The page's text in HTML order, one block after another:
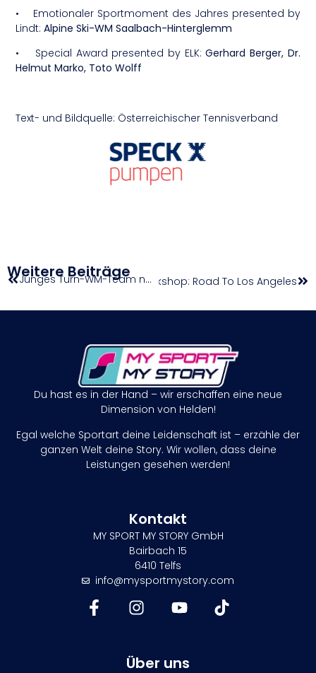
• Emotionaler Sportmoment des Jahres presented by
Lindt:Alpine Ski-WM Saalbach-Hinterglemm
• Special Award presented by ELK:Gerhard Berger, Dr.
Helmut Marko, Toto Wolff
Text- und Bildquelle: Österreichischer Tennisverband
Weitere Beiträge Junges Turn-WM-Team nominiert: Sextett für Jakarta
Olympic Workshop: Road To Los Angeles
Du hast es in der Hand – wir erschaffen eine neue
Dimension von Helden!
Egal welche Sportart deine Leidenschaft ist – erzähle der
ganzen Welt deine Story. Wir wollen, dass deine
Leistungen gesehen werden!
Kontakt
MY SPORT MY STORY GmbH
Bairbach 15
6410 Telfs
info@mysportmystory.com
Über uns